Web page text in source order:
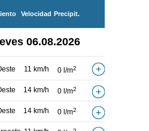
Velocidad Precipit.
06.08.2026
11 km/h 0 l/m2
14 km/h 0 l/m2
14 km/h 0 l/m2